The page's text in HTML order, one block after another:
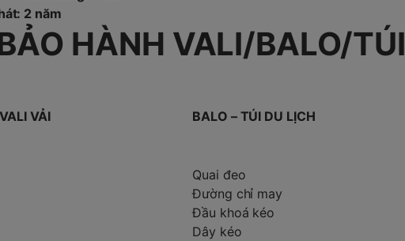
2 năm
HÀNH VALI/BALO/TÚI
VẢI BALO – TÚI DU LỊCH
Quai đeo
Đường chỉ may
Đầu khoá kéo
Dây kéo